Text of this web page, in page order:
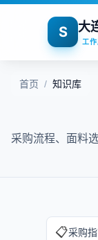
S 大
工
首页 / 知识库
采购流程、面料
📋采购